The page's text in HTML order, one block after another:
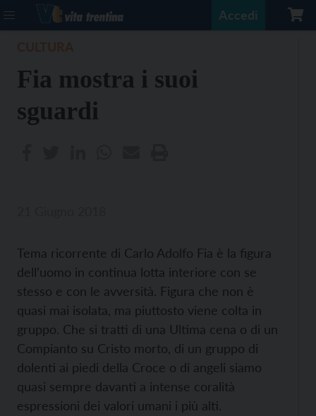
Accedi
Fia mostra i suoi
sguardi
Tema ricorrente di Carlo Adolfo Fia è la figura
dell’uomo in continua lotta interiore con se
stesso e con le avversità. Figura che non è
quasi mai isolata, ma piuttosto viene colta in
gruppo. Che si tratti di una Ultima cena o di un
Compianto su Cristo morto, di un gruppo di
dolenti ai piedi della Croce o di angeli siamo
quasi sempre davanti a intense coralità
espressioni dei valori umani i più alti.